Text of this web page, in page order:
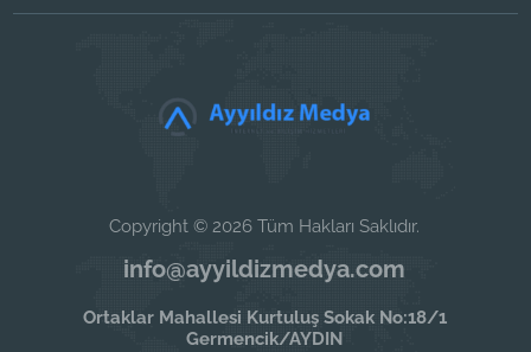
Copyright © 2026 Tüm Hakları Saklıdır.
info@ayyildizmedya.com
Ortaklar Mahallesi Kurtuluş Sokak No:18/1
Germencik/AYDIN